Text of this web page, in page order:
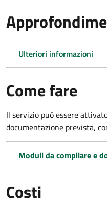
Ulteriori informazioni
Come fare
Il servizio può essere
documentazione prevista,
Moduli da compilare e
Costi